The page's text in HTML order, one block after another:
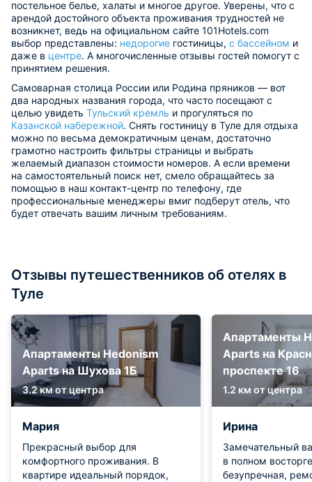
постельное белье, халаты и многое другое. Уверены, что с
арендой достойного объекта проживания трудностей не
возникнет, ведь на официальном сайте 101Hotels.com
выбор представлены: недорогие гостиницы, с бассейном и
даже в центре. А многочисленные отзывы гостей помогут с
принятием решения.
Самоварная столица России или Родина пряников — вот
два народных названия города, что часто посещают с
целью увидеть Тульский кремль и прогуляться по
Казанской набережной. Снять гостиницу в Туле для отдыха
можно по весьма демократичным ценам, достаточно
грамотно настроить фильтры страницы и выбрать
желаемый диапазон стоимости номеров. А если времени
на самостоятельный поиск нет, смело обращайтесь за
помощью в наш контакт-центр по телефону, где
профессиональные менеджеры вмиг подберут отель, что
будет отвечать вашим личным требованиям.
Отзывы путешественников об отелях в
Туле
Апартаменты Hedonism
Aparts на Шухова 1Б
3.2 км от центра
Мария
Прекрасный выбор для
комфортного проживания. В
квартире идеальный порядок,
Апартаменты
Aparts на
проспекте 16
1.2 км от центра
Ирина
Замечательный
в полном
безупречная,